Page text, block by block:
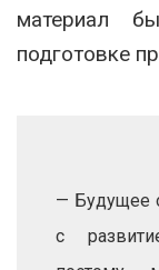
материал
подготовке
— Будущее
с